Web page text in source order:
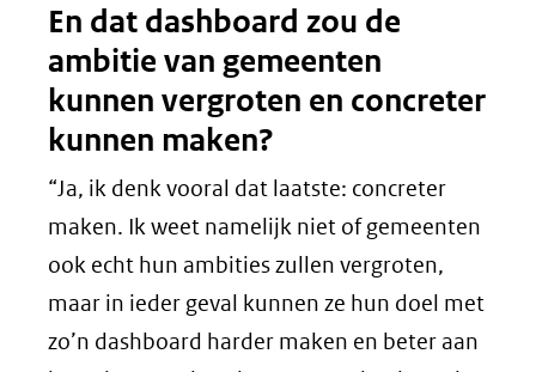
En dat dashboard zou de
ambitie van gemeenten
kunnen vergroten en concreter
kunnen maken?
“Ja, ik denk vooral dat laatste: concreter
maken. Ik weet namelijk niet of gemeenten
ook echt hun ambities zullen vergroten,
maar in ieder geval kunnen ze hun doel met
zo’n dashboard harder maken en beter aan